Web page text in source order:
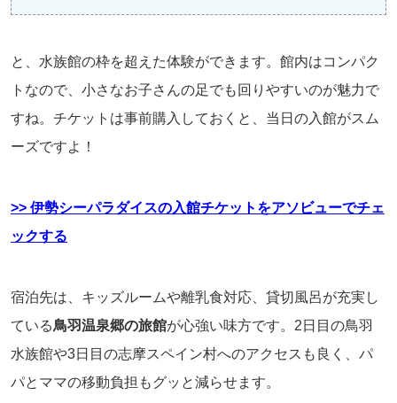
と、水族館の枠を超えた体験ができます。館内はコンパク
トなので、小さなお子さんの足でも回りやすいのが魅力で
すね。チケットは事前購入しておくと、当日の入館がスム
ーズですよ！
>> 伊勢シーパラダイスの入館チケットをアソビューでチェ
ックする
宿泊先は、キッズルームや離乳食対応、貸切風呂が充実し
ている鳥羽温泉郷の旅館が心強い味方です。2日目の鳥羽
水族館や3日目の志摩スペイン村へのアクセスも良く、パ
パとママの移動負担もグッと減らせます。